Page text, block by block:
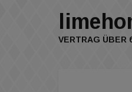
VERTRAG ÜBER